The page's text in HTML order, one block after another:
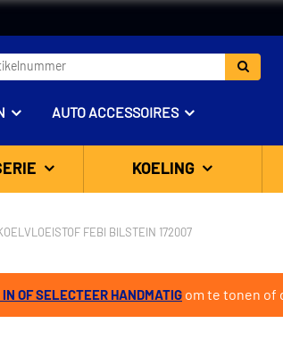
AUTO ACCESSOIRES
KOELING
FEBI BILSTEIN 172007
OF SELECTEER HANDMATIG om te tonen of